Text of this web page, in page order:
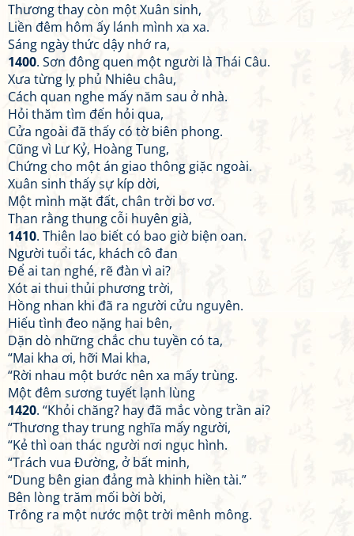
Thương thay còn một Xuân sinh,
Liền đêm hôm ấy lánh mình xa xa.
Sáng ngày thức dậy nhớ ra,
1400. Sơn đông quen một người là Thái Câu.
Xưa từng lỵ phủ Nhiêu châu,
Cách quan nghe mấy năm sau ở nhà.
Hỏi thăm tìm đến hỏi qua,
Cửa ngoài đã thấy có tờ biên phong.
Cũng vì Lư Kỷ, Hoàng Tung,
Chứng cho một án giao thông giặc ngoài.
Xuân sinh thấy sự kíp dời,
Một mình mặt đất, chân trời bơ vơ.
Than rằng thung cỗi huyên già,
1410. Thiên lao biết có bao giờ biện oan.
Người tuổi tác, khách cô đan
Để ai tan nghé, rẽ đàn vì ai?
Xót ai thui thủi phương trời,
Hồng nhan khi đã ra người cửu nguyên.
Hiếu tình đeo nặng hai bên,
Dặn dò những chắc chu tuyền có ta,
“Mai kha ơi, hỡi Mai kha,
“Rời nhau một bước nên xa mấy trùng.
Một đêm sương tuyết lạnh lùng
1420. “Khỏi chăng? hay đã mắc vòng trần ai?
“Thương thay trung nghĩa mấy người,
“Kẻ thì oan thác người nơi ngục hình.
“Trách vua Đường, ở bất minh,
“Dung bên gian đảng mà khinh hiền tài.”
Bên lòng trăm mối bời bời,
Trông ra một nước một trời mênh mông.